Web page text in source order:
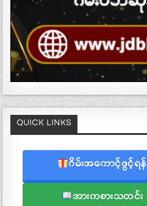
QUICK LINKS
ဂိမ်းအကောင့်ဖွင့်ရန်
အားကစားသတင်း